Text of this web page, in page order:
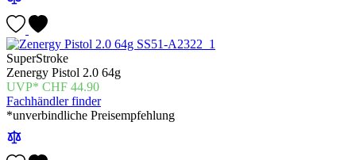
SuperStroke
Zenergy Pistol 2.0 64g
CHF 44.90
Fachhändler finder
*unverbindliche Preisempfehlung